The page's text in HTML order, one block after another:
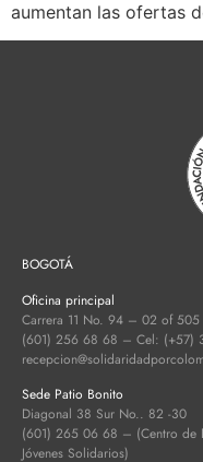
aumentan las ofertas
BOGOTÁ
Oficina principal
Carrera 11 No. 94 – 02 of 505
(601) 256 68 68 – Cel: (+57)
Sede Patio Bonito
Diagonal 38 Sur No.. 82 -30
(601) 265 06 68 – (Centro de
Jóvenes Solidarios)